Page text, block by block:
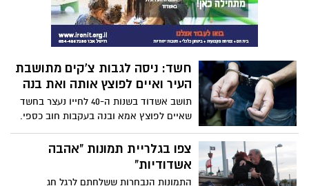
חשד: ניסה לגבות צ'קים מתושבת
העיר ואיים לפוצץ אותה ואת בנה
תושב אשדוד בשנות ה-40 לחייו נעצר בחשד
שאיים לפוצץ אמא ובנה בעקבות חוב כספי.
על פי החשד, האיש עסק בגביית צ'קים עבור
גורמים שונים, היה מתקשר לחייבים ומאיים
על חייהם על מנת שיסדירו את חובם
צפו בגלריית תמונות "אהבה
אשדודיות"
התמונות הנבחרות ששלחתם לרגל חג